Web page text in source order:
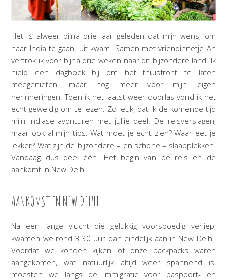
Het is alweer bijna drie jaar geleden dat mijn wens, om
naar India te gaan, uit kwam. Samen met vriendinnetje An
vertrok ik voor bijna drie weken naar dit bijzondere land. Ik
hield een dagboek bij om het thuisfront te laten
meegenieten, maar nog meer voor mijn eigen
herinneringen. Toen ik het laatst weer doorlas vond ik het
echt geweldig om te lezen. Zo leuk, dat ik de komende tijd
mijn Indiase avonturen met jullie deel. De reisverslagen,
maar ook al mijn tips. Wat moet je echt zien? Waar eet je
lekker? Wat zijn de bijzondere – en schone – slaapplekken.
Vandaag dus deel één. Het begin van de reis en de
aankomt in New Delhi.
AANKOMST IN NEW DELHI
Na een lange vlucht die gelukkig voorspoedig verliep,
kwamen we rond 3.30 uur dan eindelijk aan in New Delhi.
Voordat we konden kijken of onze backpacks waren
aangekomen, wat natuurlijk altijd weer spannend is,
moesten we langs de immigratie voor paspoort- en